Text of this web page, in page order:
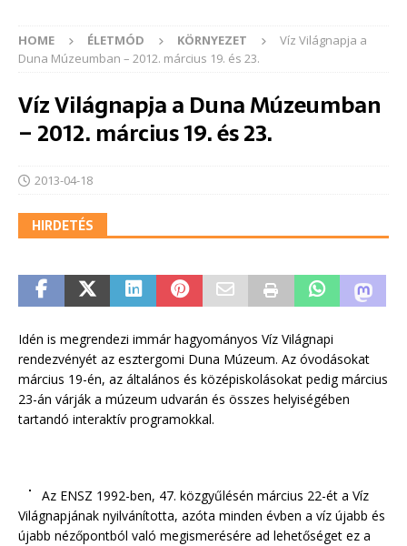
HOME ÉLETMÓD KÖRNYEZET
Víz Világnapja a
Duna Múzeumban – 2012. március 19. és 23.
Víz Világnapja a Duna Múzeumban
– 2012. március 19. és 23.
2013-04-18
HIRDETÉS
Idén is megrendezi immár hagyományos Víz Világnapi
rendezvényét az esztergomi Duna Múzeum. Az óvodásokat
március 19-én, az általános és középiskolásokat pedig március
23-án várják a múzeum udvarán és összes helyiségében
tartandó interaktív programokkal.
Az ENSZ 1992-ben, 47. közgyűlésén március 22-ét a Víz
Világnapjának nyilvánította, azóta minden évben a víz újabb és
újabb nézőpontból való megismerésére ad lehetőséget ez a